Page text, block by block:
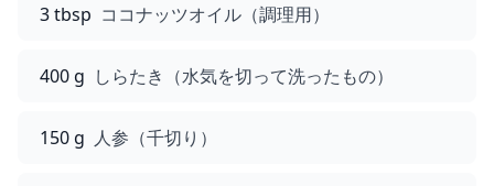
3 tbsp ココナッツオイル（調理用）
400 g しらたき（水気を切って洗ったもの）
150 g 人参（千切り）